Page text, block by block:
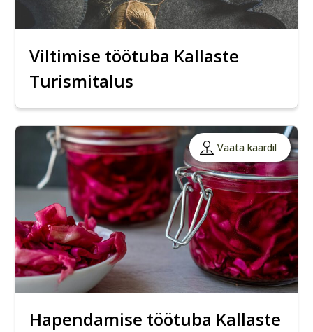
Viltimise töötuba Kallaste
Turismitalus
Vaata kaardil
Hapendamise töötuba Kallaste